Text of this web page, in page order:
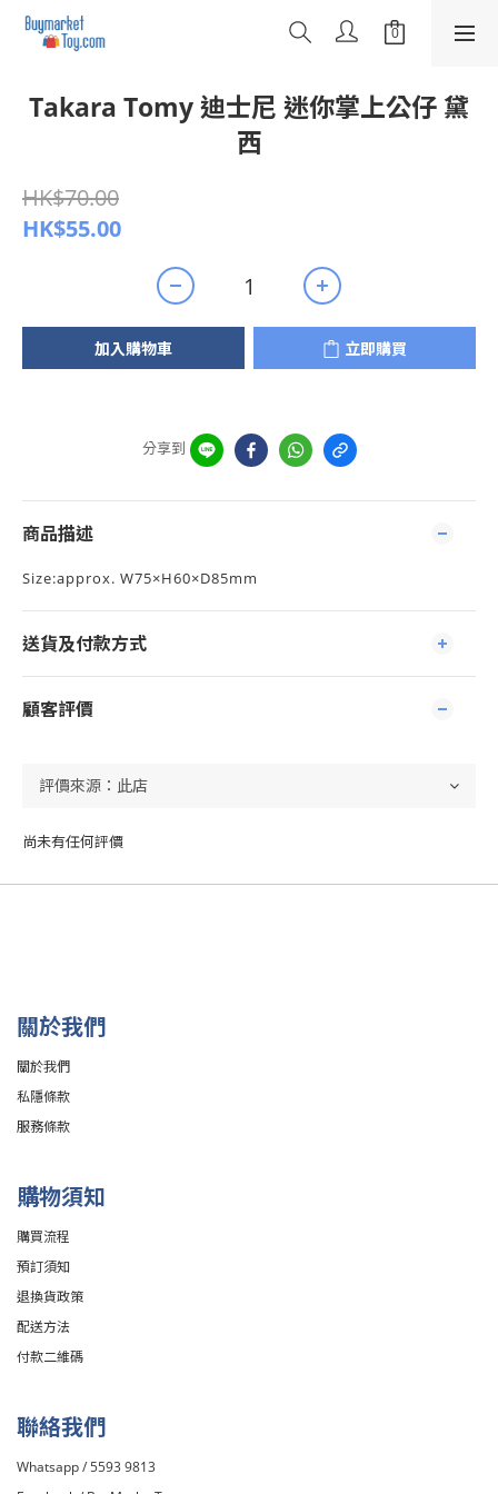
Takara Tomy 迪士尼 迷你掌上公仔 黛
西
HK$70.00
HK$55.00
加入購物車 立即購買
分享到
商品描述
Size:approx. W75×H60×D85mm
送貨及付款方式
顧客評價
尚未有任何評價
關於我們
關於我們
私隱條款
服務條款
購物須知
購買流程
預訂須知
退換貨政策
配送方法
付款二維碼
聯絡我們
Whatsapp / 5593 9813